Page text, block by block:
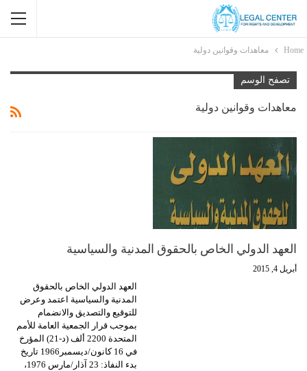
Home معاهدات وقوانين دولية
تصفح الوسم
معاهدات وقوانين دولية
العهد الدولي الخاص بالحقوق المدنية والسياسية
أبريل 4, 2015
العهد الدولي الخاص بالحقوق
المدنية والسياسية اعتمد وعرض
للتوقيع والتصديق والانضمام
بموجب قرار الجمعية العامة للأمم
المتحدة 2200 ألف (د-21) المؤرخ
في 16 كانون/ديسمبر1966 تاريخ
بدء النفاذ: 23 آذار/مارس 1976،